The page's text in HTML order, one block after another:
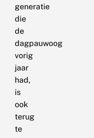
generatie
die
de
dagpauwoog
vorig
jaar
had,
is
ook
terug
te